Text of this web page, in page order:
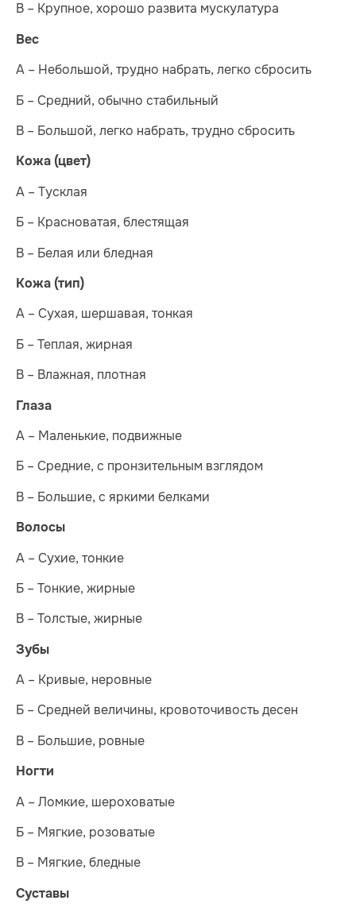
В – Крупное, хорошо развита мускулатура
Вес
А – Небольшой, трудно набрать, легко сбросить
Б – Средний, обычно стабильный
В – Большой, легко набрать, трудно сбросить
Кожа (цвет)
А – Тусклая
Б – Красноватая, блестящая
В – Белая или бледная
Кожа (тип)
А – Сухая, шершавая, тонкая
Б – Теплая, жирная
В – Влажная, плотная
Глаза
А – Маленькие, подвижные
Б – Средние, с пронзительным взглядом
В – Большие, с яркими белками
Волосы
А – Сухие, тонкие
Б – Тонкие, жирные
В – Толстые, жирные
Зубы
А – Кривые, неровные
Б – Средней величины, кровоточивость десен
В – Большие, ровные
Ногти
А – Ломкие, шероховатые
Б – Мягкие, розоватые
В – Мягкие, бледные
Суставы